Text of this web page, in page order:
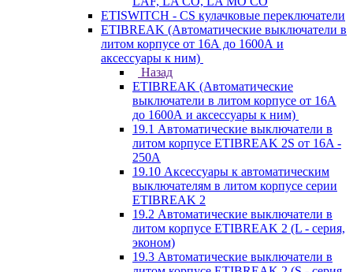
ETISWITCH - CS кулачковые переключатели
ETIBREAK (Автоматические выключатели в
литом корпусе от 16А до 1600А и
аксессуары к ним)
Назад
ETIBREAK (Автоматические
выключатели в литом корпусе от 16А
до 1600А и аксессуары к ним)
19.1 Автоматические выключатели в
литом корпусе ETIBREAK 2S от 16A -
250A
19.10 Аксессуары к автоматическим
выключателям в литом корпусе серии
ETIBREAK 2
19.2 Автоматические выключатели в
литом корпусе ETIBREAK 2 (L - серия,
эконом)
19.3 Автоматические выключатели в